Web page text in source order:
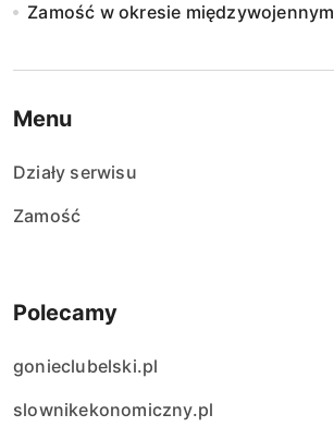
Zamość w okresie międzywojennym
Menu
Działy serwisu
Zamość
Polecamy
gonieclubelski.pl
slownikekonomiczny.pl